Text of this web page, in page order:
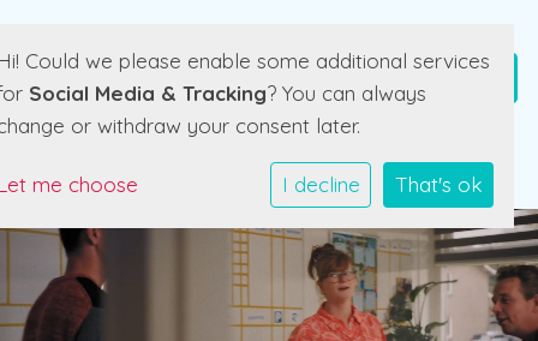
Could we please enable some additional services
Social Media & Tracking? You can always
or withdraw your consent later.
me choose I decline That's ok